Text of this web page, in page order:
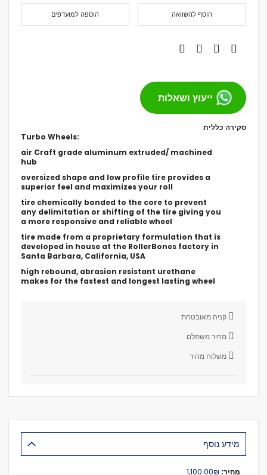
הוספה למועדפים הוסף להשוואה
ייעוץ ושאלות
סקירה כללית
Turbo Wheels:
air Craft grade aluminum extruded/ machined
hub
oversized shape and low profile tire provides a
superior feel and maximizes your roll
tire chemically bonded to the core to prevent
any delimitation or shifting of the tire giving you
a more responsive and reliable wheel
tire made from a proprietary formulation that is
developed in house at the RollerBones factory in
Santa Barbara, California, USA
high rebound, abrasion resistant urethane
makes for the fastest and longest lasting wheel
קניה מאובטחת
מחיר משתלם
משלוח מהיר
מידע נוסף
מידע
₪‏1,100.00